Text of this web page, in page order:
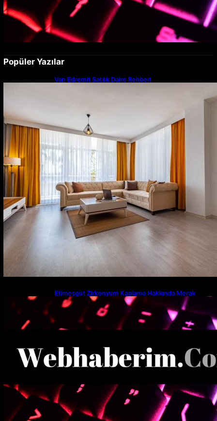
Popüler Yazılar
Van Edremit Satılık Daire Rehberi
Etimesgut Zirkonyum Kaplama Hakkında Merak
Edilenler